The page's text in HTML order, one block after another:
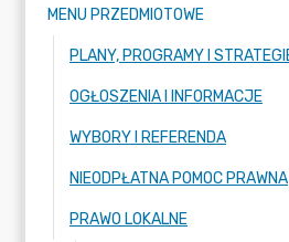
MENU PRZEDMIOTOWE
OGŁOSZENIA I INFORMACJE
WYBORY I REFERENDA
NIEODPŁATNA POMOC PRAWNA
PRAWO LOKALNE